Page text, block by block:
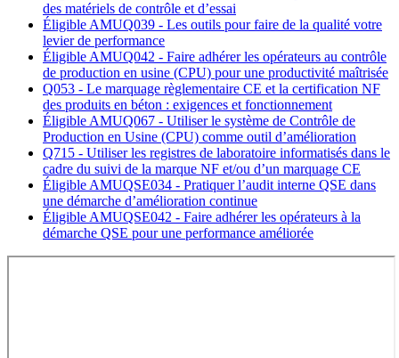
des matériels de contrôle et d’essai
Éligible AMUQ039 - Les outils pour faire de la qualité votre
levier de performance
Éligible AMUQ042 - Faire adhérer les opérateurs au contrôle
de production en usine (CPU) pour une productivité maîtrisée
Q053 - Le marquage règlementaire CE et la certification NF
des produits en béton : exigences et fonctionnement
Éligible AMUQ067 - Utiliser le système de Contrôle de
Production en Usine (CPU) comme outil d’amélioration
Q715 - Utiliser les registres de laboratoire informatisés dans le
cadre du suivi de la marque NF et/ou d’un marquage CE
Éligible AMUQSE034 - Pratiquer l’audit interne QSE dans
une démarche d’amélioration continue
Éligible AMUQSE042 - Faire adhérer les opérateurs à la
démarche QSE pour une performance améliorée